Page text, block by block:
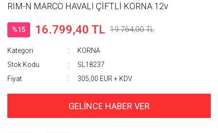
RIM-N MARCO HAVALI ÇİFTLİ KORNA 12v
%15 16.799,40 TL 19.764,00 TL
Kategori
KORNA
Stok Kodu
SL18237
Fiyat
305,00 EUR + KDV
GELİNCE HABER VER